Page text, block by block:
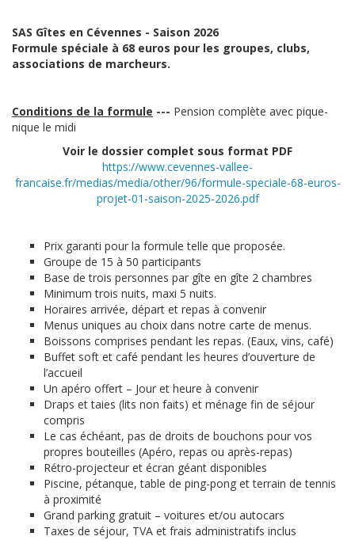
SAS Gîtes en Cévennes - Saison 2026
Formule spéciale à 68 euros pour les groupes, clubs,
associations de marcheurs.
Conditions de la formule --- Pension complète avec pique-
nique le midi
Voir le dossier complet sous format PDF
https://www.cevennes-vallee-
francaise.fr/medias/media/other/96/formule-speciale-68-euros-
projet-01-saison-2025-2026.pdf
Prix garanti pour la formule telle que proposée.
Groupe de 15 à 50 participants
Base de trois personnes par gîte en gîte 2 chambres
Minimum trois nuits, maxi 5 nuits.
Horaires arrivée, départ et repas à convenir
Menus uniques au choix dans notre carte de menus.
Boissons comprises pendant les repas. (Eaux, vins, café)
Buffet soft et café pendant les heures d’ouverture de
l’accueil
Un apéro offert – Jour et heure à convenir
Draps et taies (lits non faits) et ménage fin de séjour
compris
Le cas échéant, pas de droits de bouchons pour vos
propres bouteilles (Apéro, repas ou après-repas)
Rétro-projecteur et écran géant disponibles
Piscine, pétanque, table de ping-pong et terrain de tennis
à proximité
Grand parking gratuit – voitures et/ou autocars
Taxes de séjour, TVA et frais administratifs inclus